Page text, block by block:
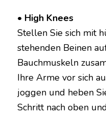
• High Knees
Stellen Sie sich mit
stehenden Beinen
Bauchmuskeln
Ihre Arme vor sich
joggen und heben
Schritt nach oben